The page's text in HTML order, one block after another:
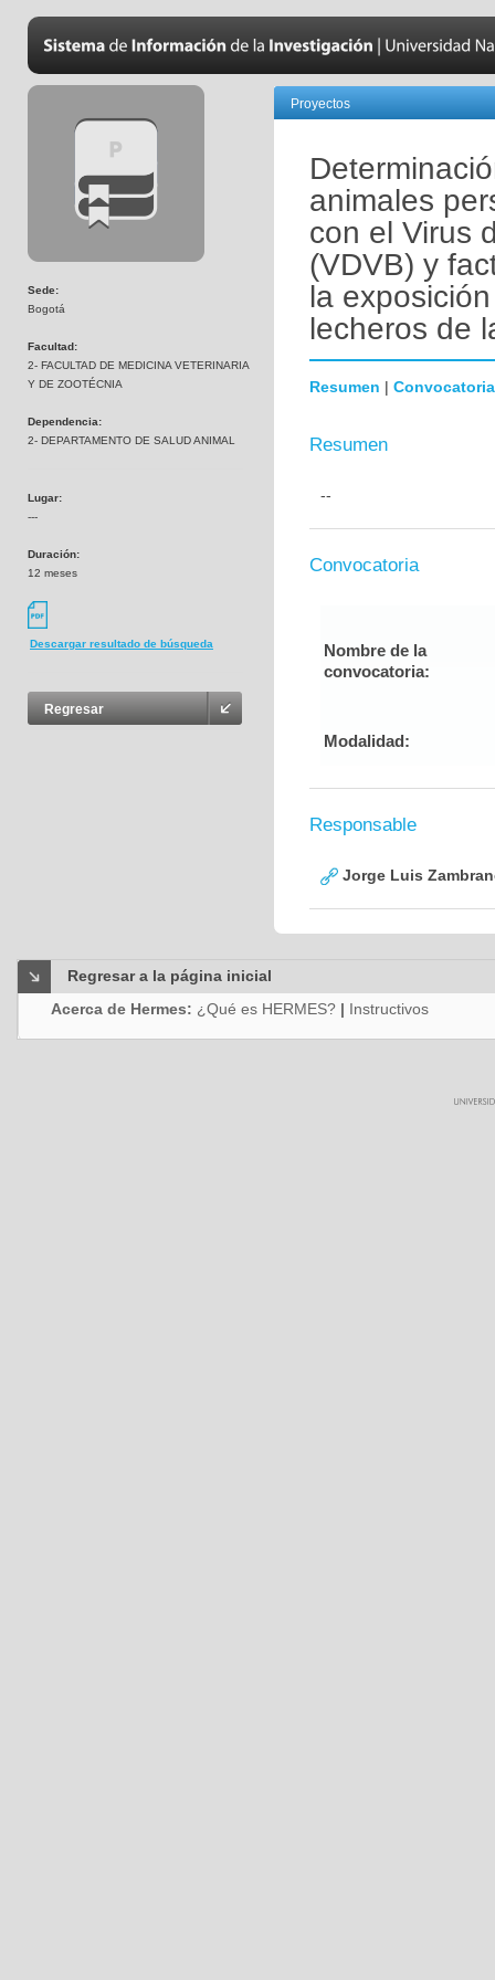
Sede:
Bogotá
Facultad:
2- FACULTAD DE MEDICINA VETERINARIA
Y DE ZOOTÉCNIA
Dependencia:
2- DEPARTAMENTO DE SALUD ANIMAL
Lugar:
---
Duración:
12 meses
Descargar resultado de búsqueda
Regresar
Proyectos
animales
con el Virus
(VDVB) y
la
lecheros de
Resumen | Convocatoria
Resumen
--
Convocatoria
Nombre de la
convocatoria:
Modalidad:
Responsable
Jorge Luis
Regresar a la página inicial
Acerca de Hermes: ¿Qué es HERMES? | Instructivos